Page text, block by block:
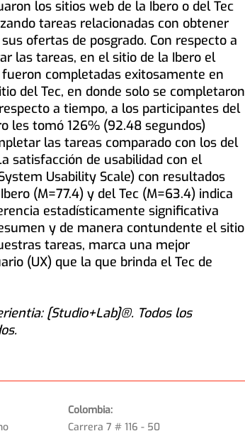
los sitios web de la Ibero o del Tec
tareas relacionadas con obtener
ofertas de posgrado. Con respecto a
las tareas, en el sitio de la Ibero el
completadas exitosamente en
del Tec, en donde solo se completaron
a tiempo, a los participantes del
les tomó 126% (92.48 segundos)
las tareas comparado con los del
satisfacción de usabilidad con el
Usability Scale) con resultados
(M=77.4) y del Tec (M=63.4) indica
estadísticamente significativa
y de manera contundente el sitio
tareas, marca una mejor
(UX) que la que brinda el Tec de
[Studio+Lab]®. Todos los
Colombia:
Carrera 7 # 116 - 50